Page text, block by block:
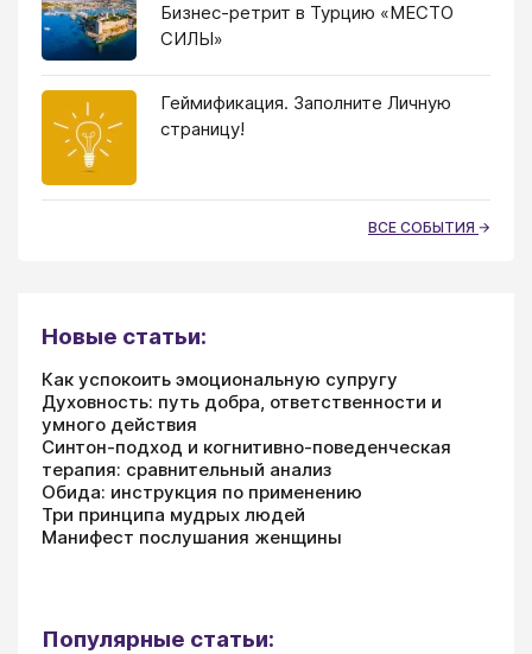
Бизнес-ретрит в Турцию «МЕСТО
СИЛЫ»
Геймификация. Заполните Личную
страницу!
ВСЕ СОБЫТИЯ
Новые статьи:
Как успокоить эмоциональную супругу
Духовность: путь добра, ответственности и
умного действия
Синтон-подход и когнитивно-поведенческая
терапия: сравнительный анализ
Обида: инструкция по применению
Три принципа мудрых людей
Манифест послушания женщины
Популярные статьи: